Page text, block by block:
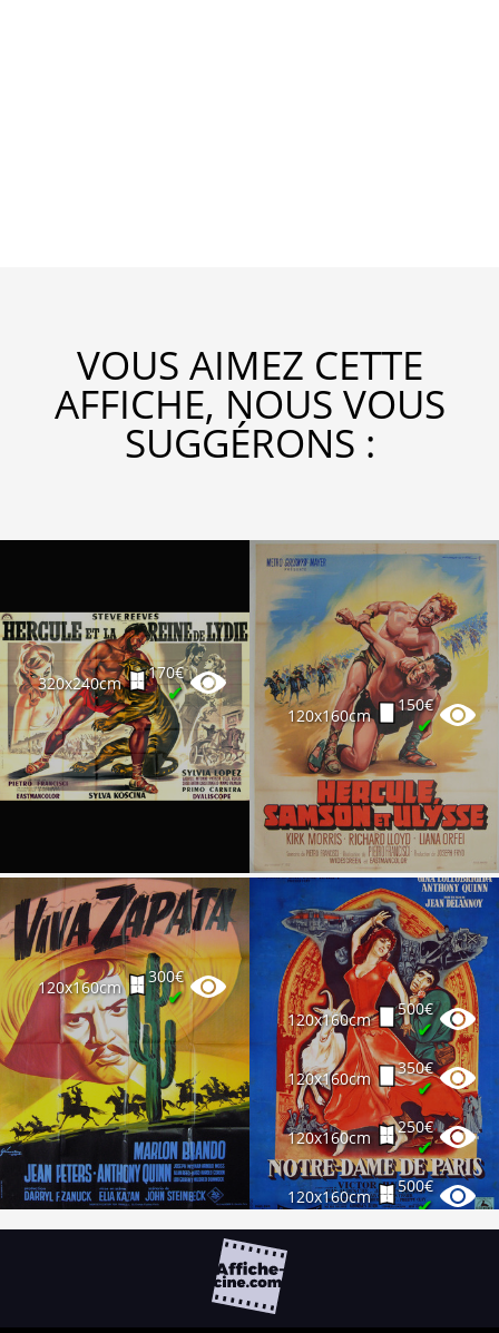
VOUS AIMEZ CETTE
AFFICHE, NOUS VOUS
SUGGÉRONS :
320x240cm
170€
✔
120x160cm
150€
✔
120x160cm
300€
✔
120x160cm
500€
✔
120x160cm
350€
✔
120x160cm
250€
✔
120x160cm
500€
✔